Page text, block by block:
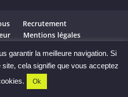
Recrutement
Mentions légales
de formation FORMEDIA -
jour le Août 2023
garantir la meilleure navigation. Si
cela signifie que vous acceptez
Ok